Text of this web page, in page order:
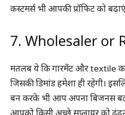
कस्टमर्स भी आपकी प्रॉफिट को
7. Wholesaler or
मतलब ये कि गारमेंट और textile
जिसकी डिमांड हमेशा ही रहेगी।
बन करके भी आप अपना बिजनस